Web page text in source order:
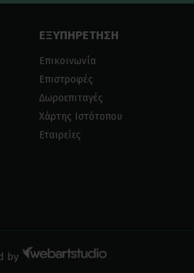
ΕΞΥΠΗΡΕΤΗΣΗ
Επικοινωνία
Επιστροφές
Δωροεπιταγές
Χάρτης Ιστότοπου
Εταιρείες
by